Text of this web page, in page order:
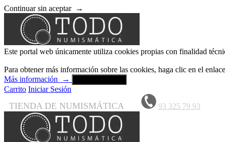
Continuar sin aceptar →
Este portal web únicamente utiliza cookies propias con finalidad
Para obtener más información sobre las cookies, haga clic en el
Más información
→
Carrito Iniciar Sesión
TIENDA DE NUMISMÁTICA 93 325 79 93